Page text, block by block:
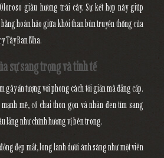
giàu hương trái cây. Sự kết hợp này giúp
hoàn hảo giữa khói than bùn truyền thống của
Tây Ban Nha.
sự sang trọng và tinh tế
gây ấn tượng với phong cách tối giản mà đẳng cấp.
mẽ, cổ chai thon gọn và nhãn đen tím sang
lắng như chính hương vị bên trong.
đẹp mắt, long lanh dưới ánh sáng như một viên